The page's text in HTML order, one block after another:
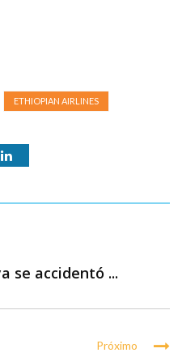
ETHIOPIAN AIRLINES
se accidentó ...
Próximo